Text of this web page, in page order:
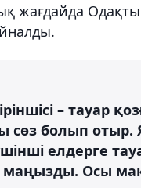
жағдайда
– тауар
сөз болып
елдерге
маңызды. Осы